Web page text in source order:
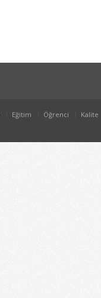
Eğitim Öğrenci
Kalite